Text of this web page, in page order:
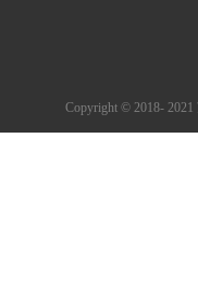
Copyright © 2018-